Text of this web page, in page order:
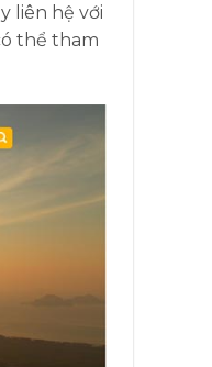
liên hệ với
thể tham